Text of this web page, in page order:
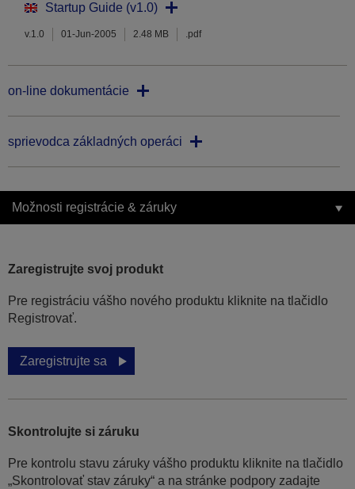
Startup Guide (v1.0)
v.1.0 01-Jun-2005 2.48 MB .pdf
on-line dokumentácie
sprievodca základných operáci
Možnosti registrácie & záruky
Zaregistrujte svoj produkt
Pre registráciu vášho nového produktu kliknite na tlačidlo
Registrovať.
Zaregistrujte sa
Skontrolujte si záruku
Pre kontrolu stavu záruky vášho produktu kliknite na tlačidlo
„Skontrolovať stav záruky“ a na stránke podpory zadajte